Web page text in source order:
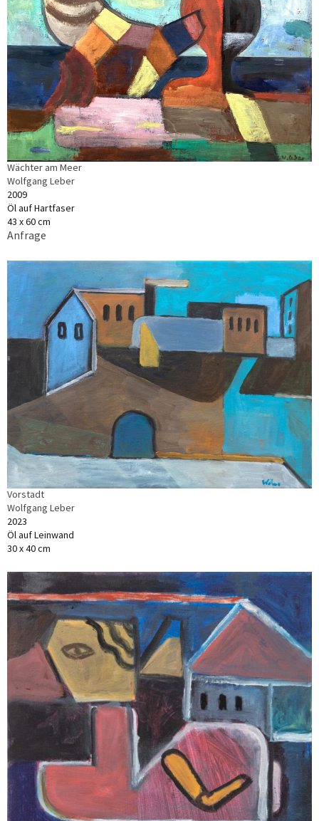
Wächter am Meer
Wolfgang Leber
2009
Öl auf Hartfaser
43 x 60 cm
Anfrage
Vorstadt
Wolfgang Leber
2023
Öl auf Leinwand
30 x 40 cm